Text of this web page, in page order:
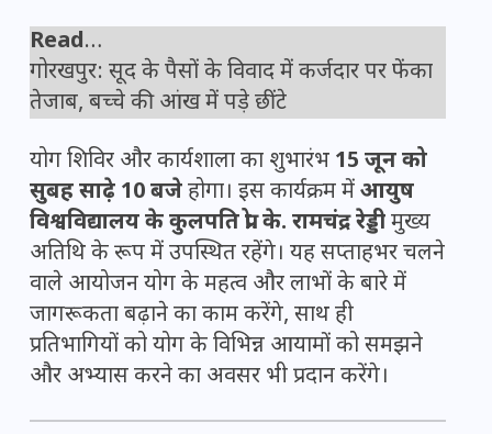
Read…
गोरखपुर: सूद के पैसों के विवाद में कर्जदार पर फेंका
तेजाब, बच्चे की आंख में पड़े छींटे
योग शिविर और कार्यशाला का शुभारंभ 15 जून को
सुबह साढ़े 10 बजेहोगा। इस कार्यक्रम मेंआयुष
विश्वविद्यालय के कुलपति प्रो. के. रामचंद्र रेड्डीमुख्य
अतिथि के रूप में उपस्थित रहेंगे। यह सप्ताहभर चलने
वाले आयोजन योग के महत्व और लाभों के बारे में
जागरूकता बढ़ाने का काम करेंगे, साथ ही
प्रतिभागियों को योग के विभिन्न आयामों को समझने
और अभ्यास करने का अवसर भी प्रदान करेंगे।